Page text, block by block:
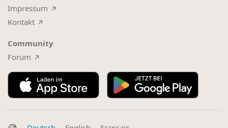
Impressum
Kontakt
Community
Forum